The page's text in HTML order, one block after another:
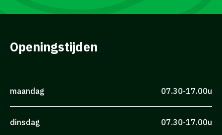
Openingstijden
maandag 07.30-17.00u
dinsdag 07.30-17.00u